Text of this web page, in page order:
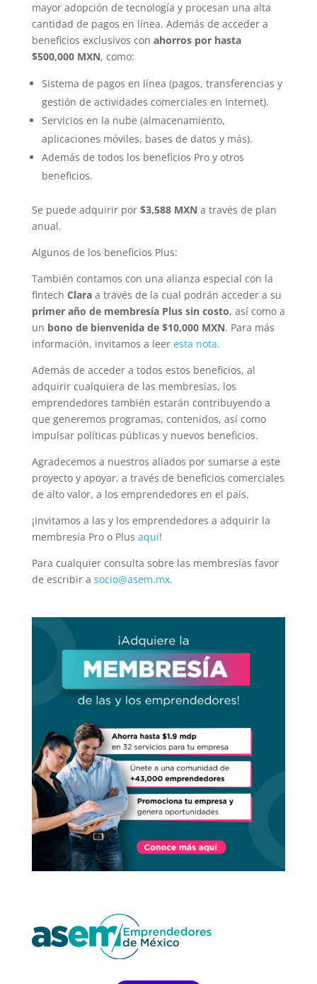
mayor adopción de tecnología y procesan una alta
cantidad de pagos en línea. Además de acceder a
beneficios exclusivos con ahorros por hasta
$500,000 MXN, como:
Sistema de pagos en línea (pagos, transferencias y
gestión de actividades comerciales en Internet).
Servicios en la nube (almacenamiento,
aplicaciones móviles, bases de datos y más).
Además de todos los beneficios Pro y otros
beneficios.
Se puede adquirir por $3,588 MXN a través de plan
anual.
Algunos de los beneficios Plus:
También contamos con una alianza especial con la
fintech Claraa través de la cual podrán acceder a su
primer año de membresía Plus sin costo, así como a
un bono de bienvenida de $10,000 MXN. Para más
información, invitamos a leer esta nota.
Además de acceder a todos estos beneficios, al
adquirir cualquiera de las membresías, los
emprendedores también estarán contribuyendo a
que generemos programas, contenidos, así como
impulsar políticas públicas y nuevos beneficios.
Agradecemos a nuestros aliados por sumarse a este
proyecto y apoyar, a través de beneficios comerciales
de alto valor, a los emprendedores en el país.
¡Invitamos a las y los emprendedores a adquirir la
membresía Pro o Plus aquí!
Para cualquier consulta sobre las membresías favor
de escribir a socio@asem.mx.